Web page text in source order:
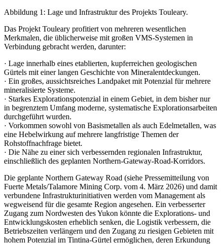
Abbildung 1: Lage und Infrastruktur des Projekts Touleary.
Das Projekt Touleary profitiert von mehreren wesentlichen
Merkmalen, die üblicherweise mit großen VMS-Systemen in
Verbindung gebracht werden, darunter:
· Lage innerhalb eines etablierten, kupferreichen geologischen
Gürtels mit einer langen Geschichte von Mineralentdeckungen.
· Ein großes, aussichtsreiches Landpaket mit Potenzial für mehrere
mineralisierte Systeme.
· Starkes Explorationspotenzial in einem Gebiet, in dem bisher nur
in begrenztem Umfang moderne, systematische Explorationsarbeiten
durchgeführt wurden.
· Vorkommen sowohl von Basismetallen als auch Edelmetallen, was
eine Hebelwirkung auf mehrere langfristige Themen der
Rohstoffnachfrage bietet.
· Die Nähe zu einer sich verbessernden regionalen Infrastruktur,
einschließlich des geplanten Northern-Gateway-Road-Korridors.
Die geplante Northern Gateway Road (siehe Pressemitteilung von
Fuerte Metals/Talamore Mining Corp. vom 4. März 2026) und damit
verbundene Infrastrukturinitiativen werden vom Management als
wegweisend für die gesamte Region angesehen. Ein verbesserter
Zugang zum Nordwesten des Yukon könnte die Explorations- und
Entwicklungskosten erheblich senken, die Logistik verbessern, die
Betriebszeiten verlängern und den Zugang zu riesigen Gebieten mit
hohem Potenzial im Tintina-Gürtel ermöglichen, deren Erkundung